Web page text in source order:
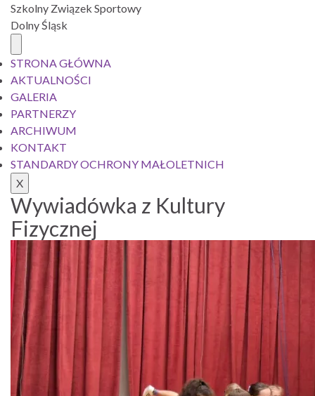
Szkolny Związek Sportowy
Dolny Śląsk
STRONA GŁÓWNA
AKTUALNOŚCI
GALERIA
PARTNERZY
ARCHIWUM
KONTAKT
STANDARDY OCHRONY MAŁOLETNICH
X
Wywiadówka z Kultury
Fizycznej